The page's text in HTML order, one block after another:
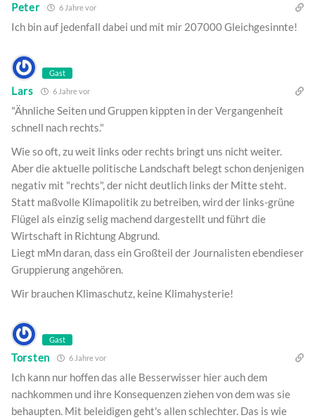
Peter 6 Jahre vor
Ich bin auf jedenfall dabei und mit mir 207000 Gleichgesinnte!
Gast
Lars 6 Jahre vor
"Ähnliche Seiten und Gruppen kippten in der Vergangenheit
schnell nach rechts."
Wie so oft, zu weit links oder rechts bringt uns nicht weiter.
Aber die aktuelle politische Landschaft belegt schon denjenigen
negativ mit "rechts", der nicht deutlich links der Mitte steht.
Statt maßvolle Klimapolitik zu betreiben, wird der links-grüne
Flügel als einzig selig machend dargestellt und führt die
Wirtschaft in Richtung Abgrund.
Liegt mMn daran, dass ein Großteil der Journalisten ebendieser
Gruppierung angehören.
Wir brauchen Klimaschutz, keine Klimahysterie!
Gast
Torsten 6 Jahre vor
Ich kann nur hoffen das alle Besserwisser hier auch dem
nachkommen und ihre Konsequenzen ziehen von dem was sie
behaupten. Mit beleidigen geht's allen schlechter. Das is wie